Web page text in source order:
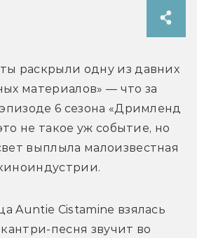
раскрыли одну из давних
материалов» — что за
6 сезона «Дримленд
не такое уж событие, но
выплыла малоизвестная
Auntie Cistamine взялась
песня звучит во